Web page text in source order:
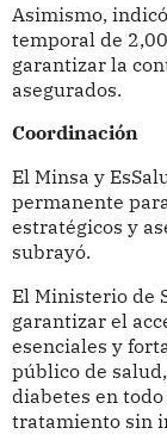
Asimismo,
temporal de
garantizar la
asegurados.
Coordinación
El Minsa y
permanente
estratégicos y
subrayó.
El Ministerio de
garantizar el
esenciales y
público de
diabetes en
tratamiento sin